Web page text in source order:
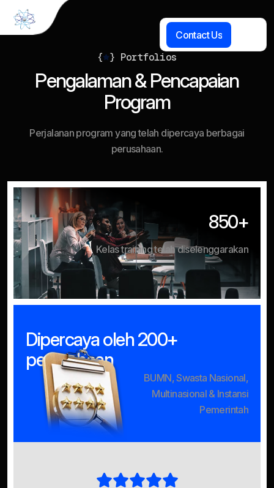
Contact Us
{ } Portfolios
Pengalaman& Pencapaian
Program
Perjalanan program yang telah dipercaya berbagai
perusahaan.
850+
Kelas training telah diselenggarakan
Dipercaya oleh 200+
perusahaan
BUMN, Swasta Nasional,
Multinasional & Instansi
Pemerintah